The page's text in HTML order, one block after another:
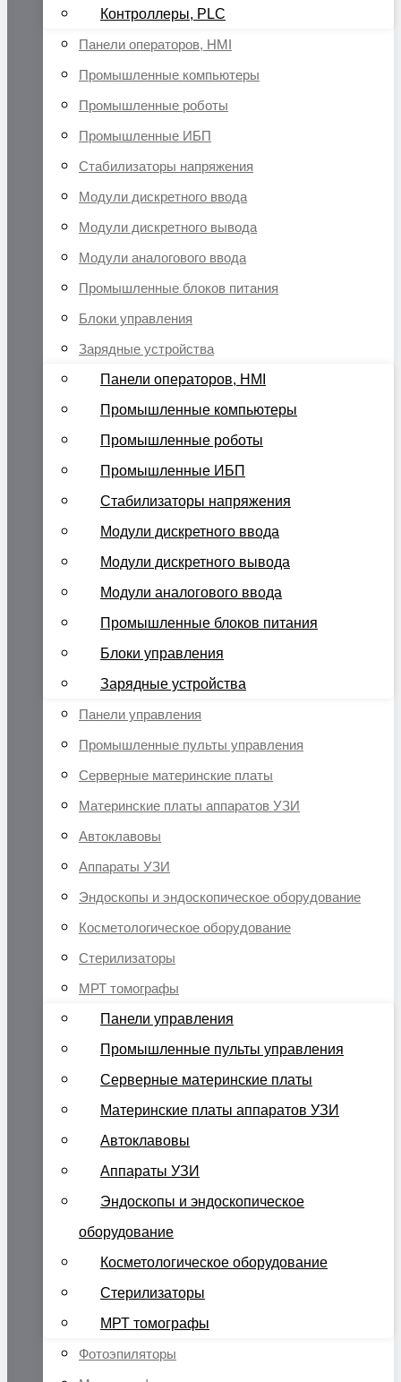
Контроллеры, PLC
Панели операторов, HMI
Промышленные компьютеры
Промышленные роботы
Промышленные ИБП
Стабилизаторы напряжения
Модули дискретного ввода
Модули дискретного вывода
Модули аналогового ввода
Промышленные блоков питания
Блоки управления
Зарядные устройства
Панели операторов, HMI
Промышленные компьютеры
Промышленные роботы
Промышленные ИБП
Стабилизаторы напряжения
Модули дискретного ввода
Модули дискретного вывода
Модули аналогового ввода
Промышленные блоков питания
Блоки управления
Зарядные устройства
Панели управления
Промышленные пульты управления
Серверные материнские платы
Материнские платы аппаратов УЗИ
Автоклавовы
Аппараты УЗИ
Эндоскопы и эндоскопическое оборудование
Косметологическое оборудование
Стерилизаторы
МРТ томографы
Панели управления
Промышленные пульты управления
Серверные материнские платы
Материнские платы аппаратов УЗИ
Автоклавовы
Аппараты УЗИ
Эндоскопы и эндоскопическое
оборудование
Косметологическое оборудование
Стерилизаторы
МРТ томографы
Фотоэпиляторы